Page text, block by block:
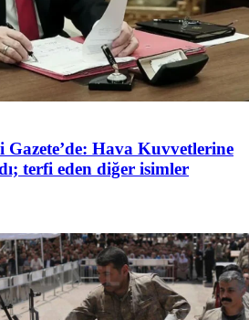
Gazete’de: Hava Kuvvetlerine
terfi eden diğer isimler